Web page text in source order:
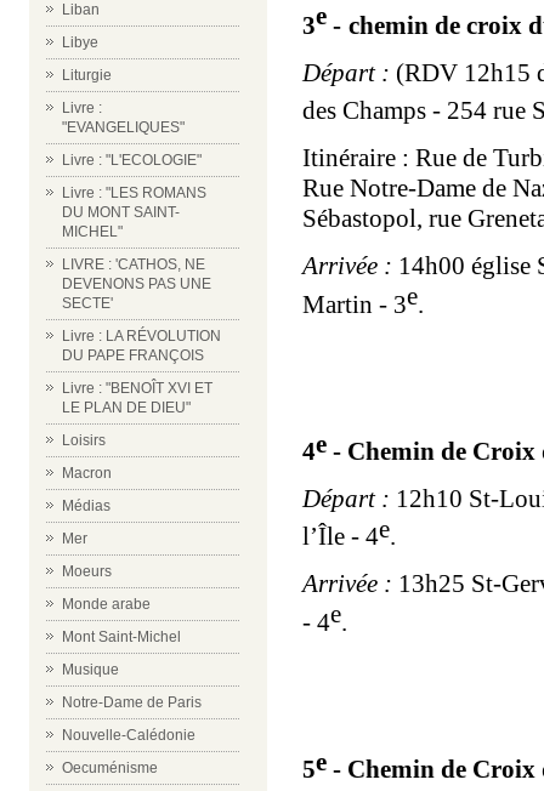
Liban
Libye
Liturgie
Livre :
"EVANGELIQUES"
Livre : "L'ECOLOGIE"
Livre : "LES ROMANS
DU MONT SAINT-
MICHEL"
LIVRE : 'CATHOS, NE
DEVENONS PAS UNE
SECTE'
Livre : LA RÉVOLUTION
DU PAPE FRANÇOIS
Livre : "BENOÎT XVI ET
LE PLAN DE DIEU"
Loisirs
Macron
Médias
Mer
Moeurs
Monde arabe
Mont Saint-Michel
Musique
Notre-Dame de Paris
Nouvelle-Calédonie
Oecuménisme
3e - chemin de croix
Départ : (RDV 12h15
des Champs - 254 rue
Itinéraire : Rue de
Rue Notre-Dame de
Sébastopol, rue
Arrivée : 14h00 église
Martin - 3e.
4e - Chemin de Croix
Départ : 12h10 St-
l’Île - 4e.
Arrivée : 13h25 St-
- 4e.
5e - Chemin de